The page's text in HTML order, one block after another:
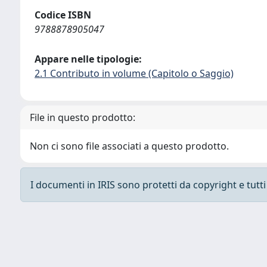
Codice ISBN
9788878905047
Appare nelle tipologie:
2.1 Contributo in volume (Capitolo o Saggio)
File in questo prodotto:
Non ci sono file associati a questo prodotto.
I documenti in IRIS sono protetti da copyright e